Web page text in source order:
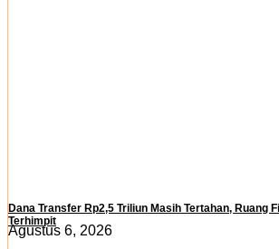
Dana Transfer Rp2,5 Triliun Masih Tertahan, Ruang
Terhimpit
Agustus 6, 2026